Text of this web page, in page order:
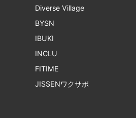
Diverse Village
BYSN
IBUKI
INCLU
FITIME
JISSENワクサポ